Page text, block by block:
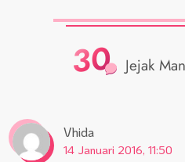
30 Jejak
Vhida
14 Januari 2016, 11:50